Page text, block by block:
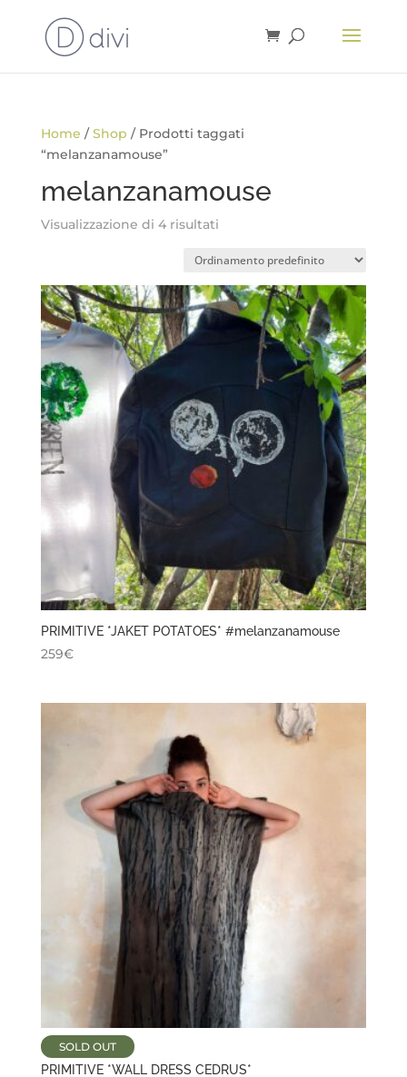
Home /Shop / Prodotti taggati
“melanzanamouse”
melanzanamouse
Visualizzazione di 4 risultati
PRIMITIVE *JAKET POTATOES* #melanzanamouse
259€
SOLD OUT
PRIMITIVE *WALL DRESS CEDRUS*